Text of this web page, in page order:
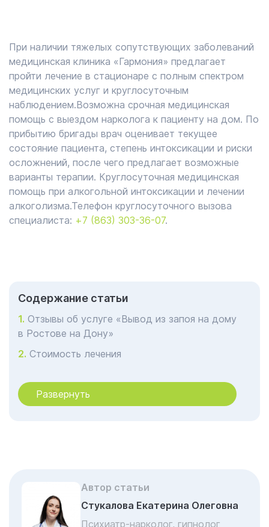
При наличии тяжелых сопутствующих заболеваний
медицинская клиника «Гармония» предлагает
пройти лечение в стационаре с полным спектром
медицинских услуг и круглосуточным
наблюдением.Возможна срочная медицинская
помощь с выездом нарколога к пациенту на дом. По
прибытию бригады врач оценивает текущее
состояние пациента, степень интоксикации и риски
осложнений, после чего предлагает возможные
варианты терапии. Круглосуточная медицинская
помощь при алкогольной интоксикации и лечении
алкоголизма.Телефон круглосуточного вызова
специалиста: +7 (863) 303-36-07.
Cодержание статьи
Отзывы об услуге «Вывод из запоя на дому
в Ростове на Дону»
Стоимость лечения
Ростове-на-Дону
Анонимность при выводе из запоя
Особенности вывода на дому в Ростове-
на-Дону
Развернуть
Автор статьи
Стукалова Екатерина Олеговна
Психиатр-нарколог, гипнолог